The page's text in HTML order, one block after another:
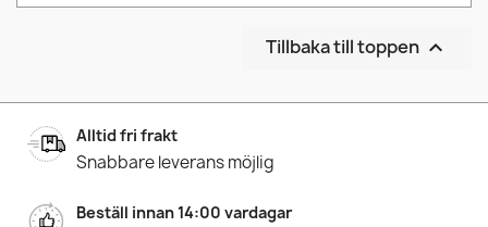
Tillbaka till toppen 
Alltid fri frakt
Snabbare leverans möjlig
Beställ innan 14:00 vardagar